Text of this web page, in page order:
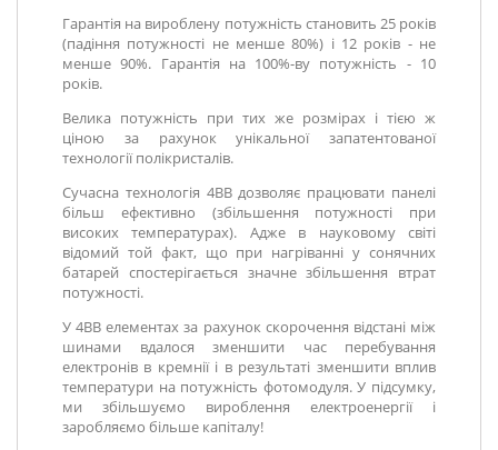
Гарантія на вироблену потужність становить 25 років
(падіння потужності не менше 80%) і 12 років - не
менше 90%. Гарантія на 100%-ву потужність - 10
років.
Велика потужність при тих же розмірах і тією ж
ціною за рахунок унікальної запатентованої
технології полікристалів.
Сучасна технологія 4BB дозволяє працювати панелі
більш ефективно (збільшення потужності при
високих температурах). Адже в науковому світі
відомий той факт, що при нагріванні у сонячних
батарей спостерігається значне збільшення втрат
потужності.
У 4BB елементах за рахунок скорочення відстані між
шинами вдалося зменшити час перебування
електронів в кремнії і в результаті зменшити вплив
температури на потужність фотомодуля. У підсумку,
ми збільшуємо вироблення електроенергії і
заробляємо більше капіталу!